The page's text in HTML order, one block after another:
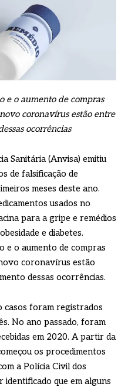
e o aumento de compras
coronavírus estão entre
ocorrências
Sanitária (Anvisa) emitiu
de falsificação de
meses deste ano.
usados no
para a gripe e remédios
e diabetes.
e o aumento de compras
coronavírus estão
dessas ocorrências.
casos foram registrados
No ano passado, foram
em 2020. A partir da
os procedimentos
a Polícia Civil dos
identificado que em alguns